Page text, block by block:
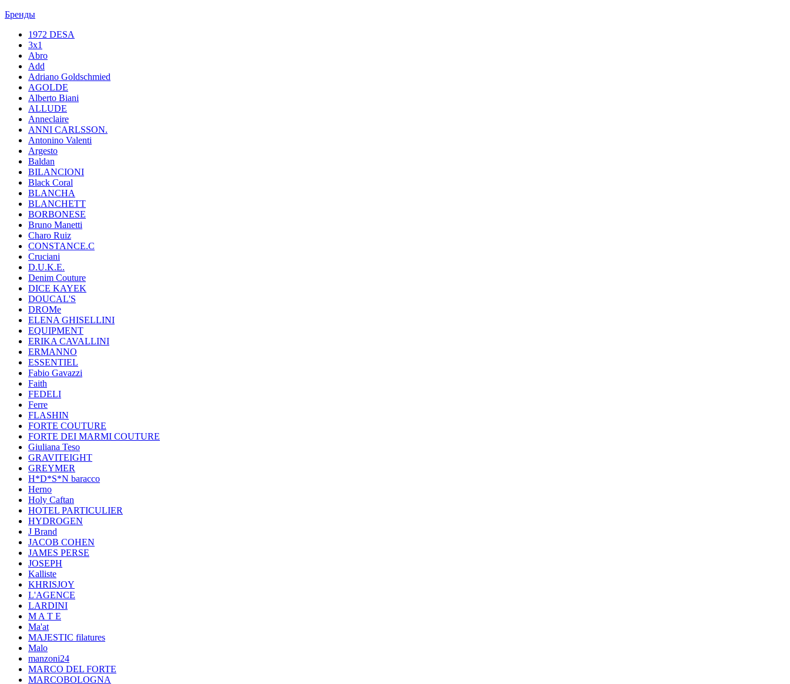
Бренды
1972 DESA
3x1
Abro
Add
Adriano Goldschmied
AGOLDE
Alberto Biani
ALLUDE
Anneclaire
ANNI CARLSSON.
Antonino Valenti
Argesto
Baldan
BILANCIONI
Black Coral
BLANCHA
BLANCHETT
BORBONESE
Bruno Manetti
Charo Ruiz
CONSTANCE.C
Cruciani
D.U.K.E.
Denim Couture
DICE KAYEK
DOUCAL'S
DROMe
ELENA GHISELLINI
EQUIPMENT
ERIKA CAVALLINI
ERMANNO
ESSENTIEL
Fabio Gavazzi
Faith
FEDELI
Ferre
FLASHIN
FORTE COUTURE
FORTE DEI MARMI COUTURE
Giuliana Teso
GRAVITEIGHT
GREYMER
H*D*S*N baracco
Herno
Holy Caftan
HOTEL PARTICULIER
HYDROGEN
J Brand
JACOB COHEN
JAMES PERSE
JOSEPH
Kalliste
KHRISJOY
L'AGENCE
LARDINI
M A T E
Ma'at
MAJESTIC filatures
Malo
manzoni24
MARCO DEL FORTE
MARCOBOLOGNA